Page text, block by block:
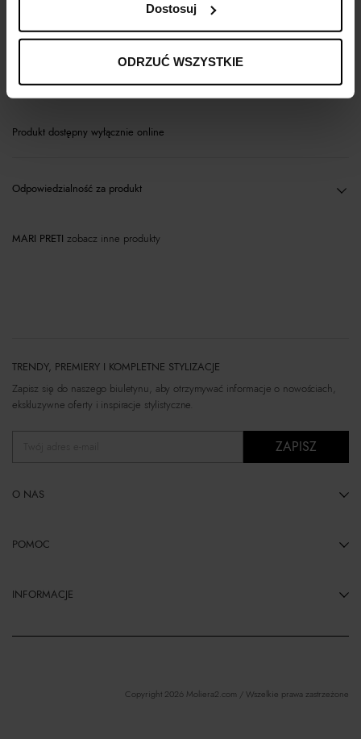
Dostosuj
ODRZUĆ WSZYSTKIE
Opis produktu
Materiał
Produkt dostępny wyłącznie online
Odpowiedzialność za produkt
MARI PRETI zobacz inne produkty
TRENDY, PREMIERY I KOMPLETNE STYLIZACJE
Zapisz się do naszego biuletynu, aby otrzymywać informacje o nowościach,
ekskluzywne oferty i inspiracje stylistyczne.
ZAPISZ
O NAS
POMOC
INFORMACJE
Copyright 2026 Moliera2.com / Wszelkie prawa zastrzeżone